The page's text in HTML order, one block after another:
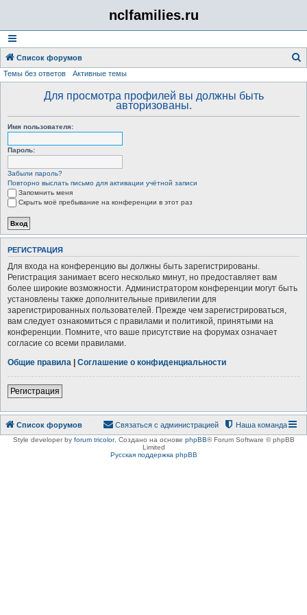
nclfamilies.ru
Список форумов
Темы без ответов Активные темы
Для просмотра профилей вы должны быть
авторизованы.
Имя пользователя:
Пароль:
Забыли пароль?
Повторно выслать письмо для активации учётной записи
Запомнить меня
Скрыть моё пребывание на конференции в этот раз
РЕГИСТРАЦИЯ
Для входа на конференцию вы должны быть зарегистрированы.
Регистрация занимает всего несколько минут, но предоставляет вам
более широкие возможности. Администратором конференции могут быть
установлены также дополнительные привилегии для
зарегистрированных пользователей. Прежде чем зарегистрироваться,
вам следует ознакомиться с правилами и политикой, принятыми на
конференции. Помните, что ваше присутствие на форумах означает
согласие со всеми правилами.
Общие правила | Соглашение о конфиденциальности
Регистрация
Список форумов Наша команда
Связаться с администрацией
Style developer by forum tricolor, Создано на основе phpBB® Forum Software © phpBB
Limited
Русская поддержка phpBB